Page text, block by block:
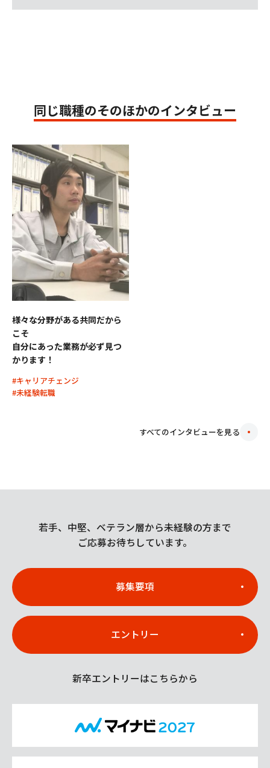
同じ職種のそのほかのインタビュー
様々な分野がある共同だから
こそ
自分にあった業務が必ず見つ
かります！
#キャリアチェンジ
#未経験転職
すべてのインタビューを見る
若手、中堅、ベテラン層から未経験の方まで
ご応募お待ちしています。
募集要項
エントリー
新卒エントリーはこちらから